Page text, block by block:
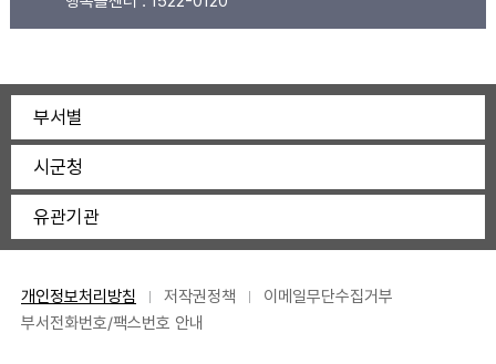
부서별
시군청
유관기관
개인정보처리방침 저작권정책
이메일무단수집거부
부서전화번호/팩스번호 안내